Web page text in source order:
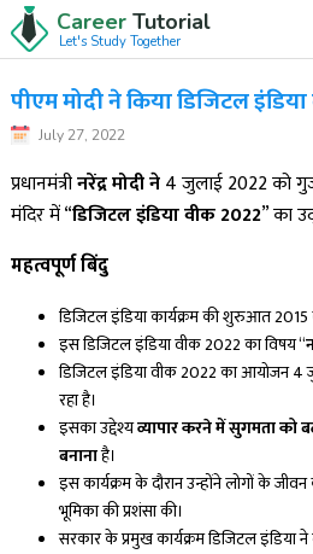
Career Tutorial
Let's Study Together
पीएम मोदी ने किया डिजिटल
July 27, 2022
प्रधानमंत्रीनरेंद्र मोदी ने4 जुलाई 2022 को
मंदिर में “डिजिटल इंडिया वीक 2022” का
महत्वपूर्ण बिंदु
डिजिटल इंडिया कार्यक्रम की शुरुआत 2015
इस डिजिटल इंडिया वीक 2022 का विषय “
डिजिटल इंडिया वीक 2022 का आयोजन
रहा है।
इसका उद्देश्यव्यापार करने में सुगमता को
बनानाहै।
इस कार्यक्रम के दौरान उन्होंने लोगों के
भूमिका की प्रशंसा की।
सरकार के प्रमुख कार्यक्रम डिजिटल इंडिया ने